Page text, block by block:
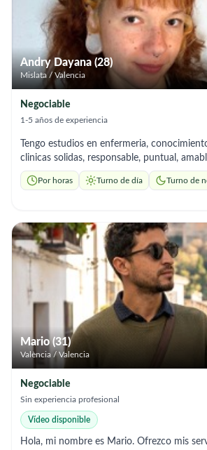
contribuir a mejorar la calidad de vida de
brindándoles seguridad, compañía y un
Estoy convencida de que mi dedicación y
aportar positivamente a las personas que
Andry Dayana (28)
Mislata / Valencia
Negociable
1-5 años de experiencia
Tengo estudios en enfermeria,
clinicas solidas, responsable, puntual,
comprensiva, confiable, empatica,
observacion y reaccion ante cualquier
decidí estudiar enfermeria tuve un
cuidado, acompañamiento y apoyo del
por la vocacion al servicio y una profunda
cuido un cuerpo fisico, sino que busco
holistico en el que mi prioridad es
humana y aumentar la calidad de vida.
Por horas Turno de día Turno de
Mario (31)
València / Valencia
Negociable
Sin experiencia profesional
Vídeo disponible
Hola, mi nombre es Mario. Ofrezco mis servicios para el